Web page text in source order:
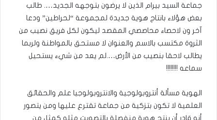
جماعة السيد بيرام الذين لا يرضون بتوجهه الجديد…. طالب
بعض هؤلاء بانتاج هوية جديدة لمجموعة “لحراطين” ودعا
آخر ون لاحصاء محاصصي المقصد ليكون لكل فريق نصيب من
الثروة مكتسب بالاسم والعنوان لا مستحق بالمواطنة ولربما
يطالب لاحقا بنصيب من الأرض….لم يعد من شيء يستحيل
سماعه !!!!!!!!
الهوية مسألة أنتروبولوجية والانتروبولوجيا علم والحقائق
العلمية لا تكون بتزكية من جماعة تقترع عليها ومن يتصور
أنه قادر أن ينتج هوية منفصلة بالتصويت مثله كمثل من